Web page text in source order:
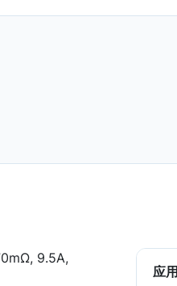
9.5A,
应用